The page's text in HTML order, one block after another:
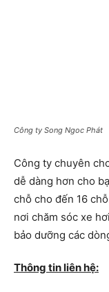
Công ty Song Ngoc Phát
Công ty chuyên
dễ dàng hơn cho
chỗ cho đến 16
nơi chăm sóc xe
bảo dưỡng các
Thông tin liên hệ: